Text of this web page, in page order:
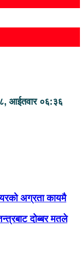
आईतवार ०६:३६
अग्रता कायमै
दोब्बर मतले